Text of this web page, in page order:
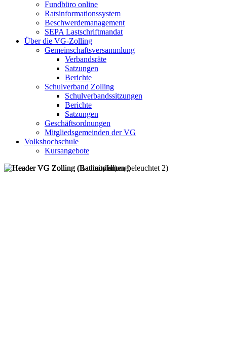
Fundbüro online
Ratsinformationssystem
Beschwerdemanagement
SEPA Lastschriftmandat
Über die VG-Zolling
Gemeinschaftsversammlung
Verbandsräte
Satzungen
Berichte
Schulverband Zolling
Schulverbandssitzungen
Berichte
Satzungen
Geschäftsordnungen
Mitgliedsgemeinden der VG
Volkshochschule
Kursangebote